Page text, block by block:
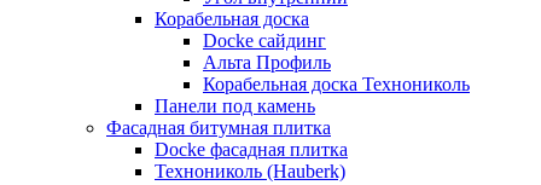
Корабельная доска
Docke сайдинг
Альта Профиль
Корабельная доска Технониколь
Панели под камень
Фасадная битумная плитка
Docke фасадная плитка
Технониколь (Hauberk)